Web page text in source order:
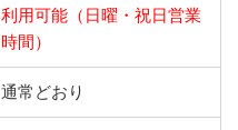
利用可能（日曜・祝日営業
時間）
通常どおり